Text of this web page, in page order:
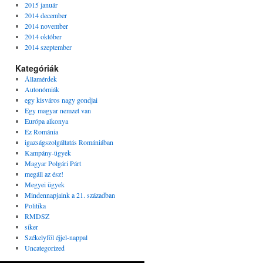
2015 január
2014 december
2014 november
2014 október
2014 szeptember
Kategóriák
Államérdek
Autonómiák
egy kisváros nagy gondjai
Egy magyar nemzet van
Európa alkonya
Ez Románia
igazságszolgáltatás Romániában
Kampány-ügyek
Magyar Polgári Párt
megáll az ész!
Megyei ügyek
Mindennapjaink a 21. században
Politika
RMDSZ
siker
Székelyföl éjjel-nappal
Uncategorized